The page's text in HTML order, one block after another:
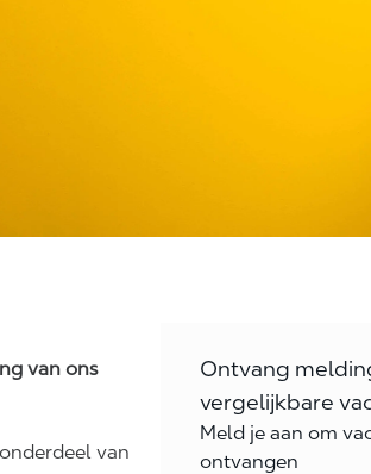
van ons
van
Ontvang
vergelijkbare
Meld je aan om
ontvangen